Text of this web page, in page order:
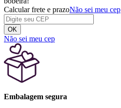
Calcular frete e prazoNão sei meu cep
OK
Não sei meu cep
Embalagem segura